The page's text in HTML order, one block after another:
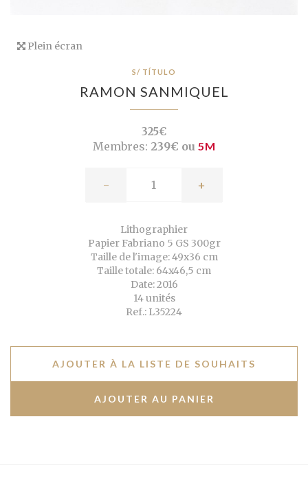
Plein écran
S/ TÍTULO
RAMON SANMIQUEL
325€
Membres: 239€ ou 5M
- +
Lithographier
Papier Fabriano 5 GS 300gr
Taille de l'image: 49x36 cm
Taille totale: 64x46,5 cm
Date: 2016
14 unités
Ref.: L35224
AJOUTER À LA LISTE DE SOUHAITS